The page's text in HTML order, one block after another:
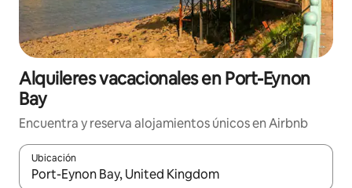
Alquileres vacacionales en Port-Eynon
Bay
Encuentra y reserva alojamientos únicos en Airbnb
Ubicación
Cuando los resultados estén disponibles, navega con las